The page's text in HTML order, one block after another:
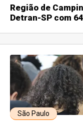
Região de
Detran-SP com
São Paulo